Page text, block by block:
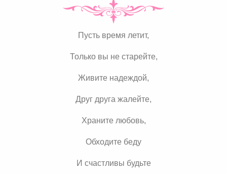
Пусть время летит,
Только вы не старейте,
Живите надеждой,
Друг друга жалейте,
Храните любовь,
Обходите беду
И счастливы будьте